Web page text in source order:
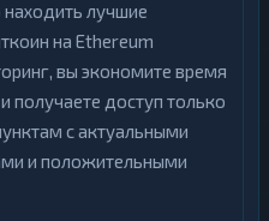
лучшие
на Ethereum
вы экономите время
получаете доступ только
с актуальными
и положительными